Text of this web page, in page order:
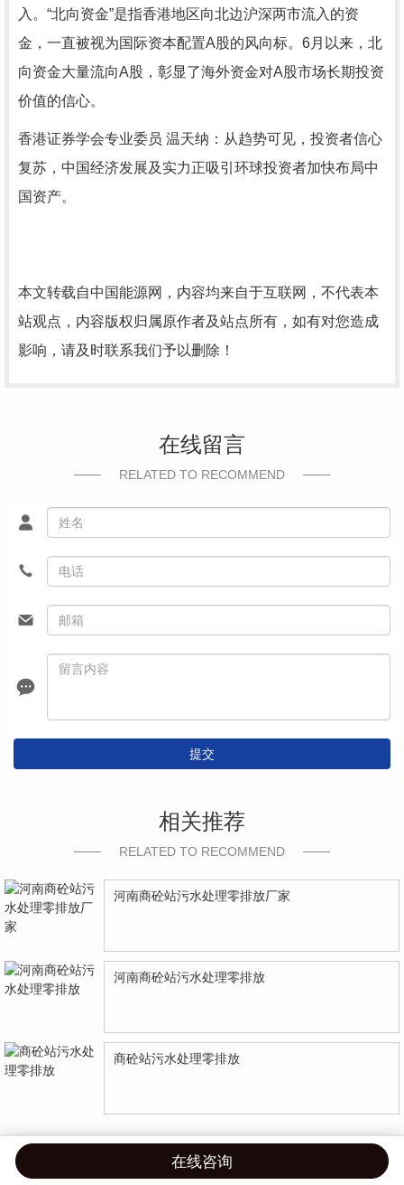
入。“北向资金”是指香港地区向北边沪深两市流入的资
金，一直被视为国际资本配置A股的风向标。6月以来，北
向资金大量流向A股，彰显了海外资金对A股市场长期投资
价值的信心。
香港证券学会专业委员 温天纳：从趋势可见，投资者信心
复苏，中国经济发展及实力正吸引环球投资者加快布局中
国资产。
本文转载自中国能源网，内容均来自于互联网，不代表本
站观点，内容版权归属原作者及站点所有，如有对您造成
影响，请及时联系我们予以删除！
在线留言
RELATED TO RECOMMEND
提交
相关推荐
RELATED TO RECOMMEND
河南商砼站污水处理零排放厂家
河南商砼站污水处理零排放
商砼站污水处理零排放
在线咨询